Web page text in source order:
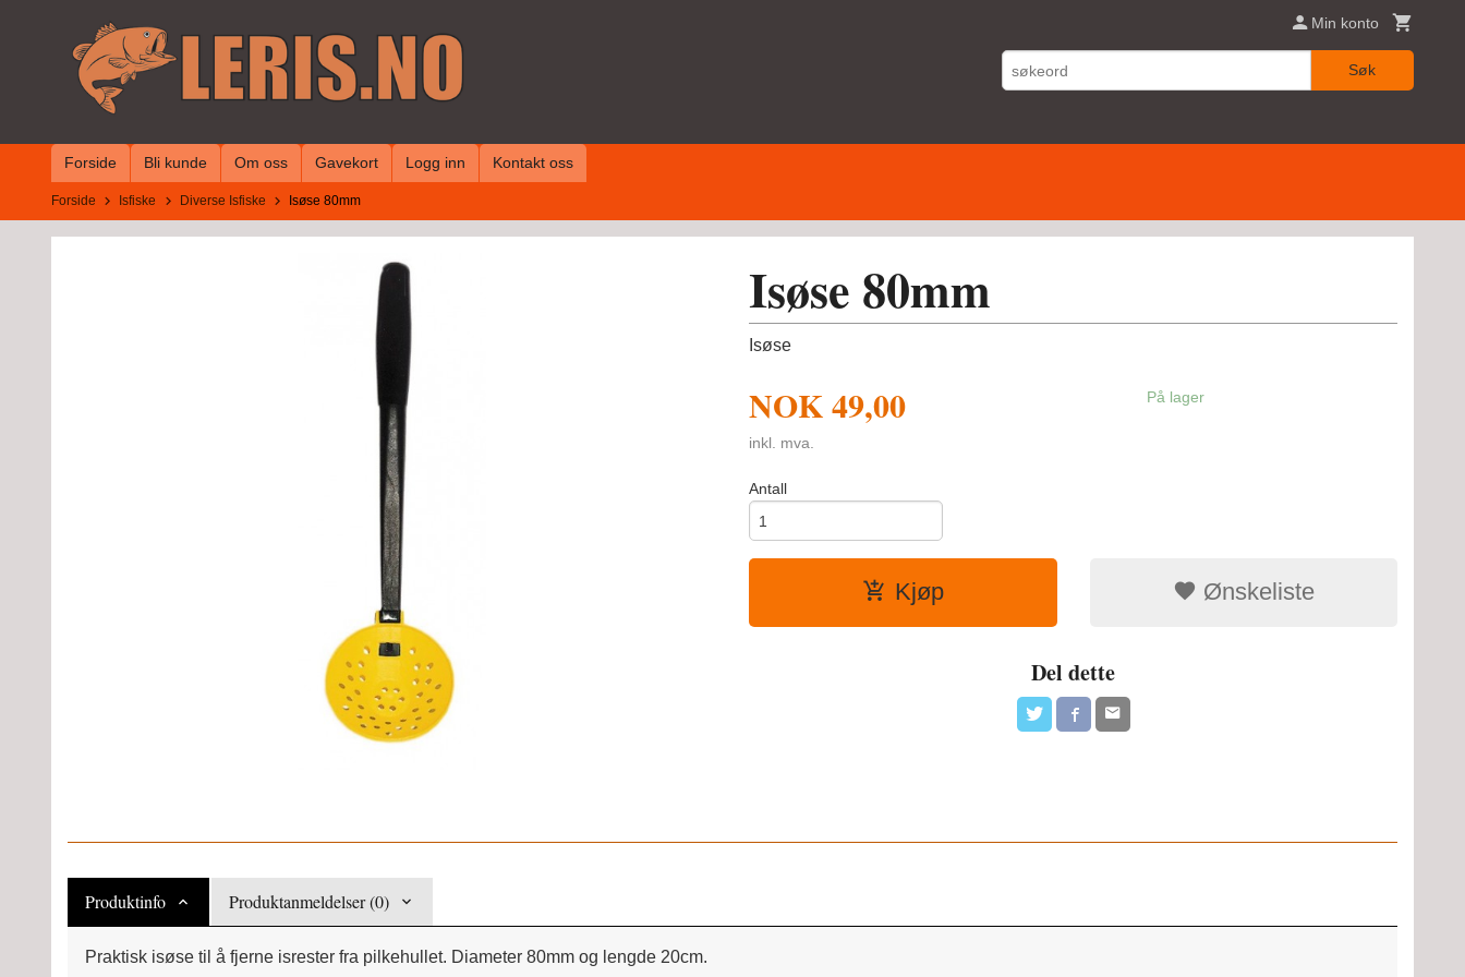
Min konto
Søk
Forside Bli kunde Om oss Gavekort Logg inn Kontakt oss
Forside Isfiske Diverse Isfiske Isøse 80mm
Isøse 80mm
Isøse
NOK49,00
inkl. mva.
På lager
Antall
Kjøp Ønskeliste
Del dette
Produktinfo Produktanmeldelser (0)
Praktisk isøse til å fjerne isrester fra pilkehullet. Diameter 80mm og lengde 20cm.